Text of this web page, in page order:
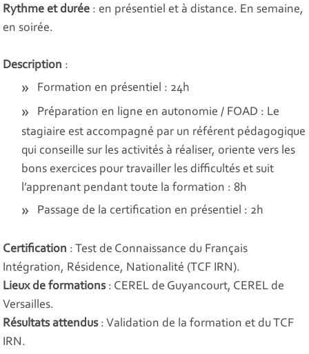
Rythme et durée : en présentiel et à distance. En semaine,
en soirée.
Description :
Formation en présentiel : 24h
Préparation en ligne en autonomie / FOAD : Le
stagiaire est accompagné par un référent pédagogique
qui conseille sur les activités à réaliser, oriente vers les
bons exercices pour travailler les difficultés et suit
l’apprenant pendant toute la formation : 8h
Passage de la certification en présentiel : 2h
Certification : Test de Connaissance du Français
Intégration, Résidence, Nationalité (TCF IRN).
Lieux de formations: CEREL de Guyancourt, CEREL de
Versailles.
Résultats attendus: Validation de la formation et du TCF
IRN.